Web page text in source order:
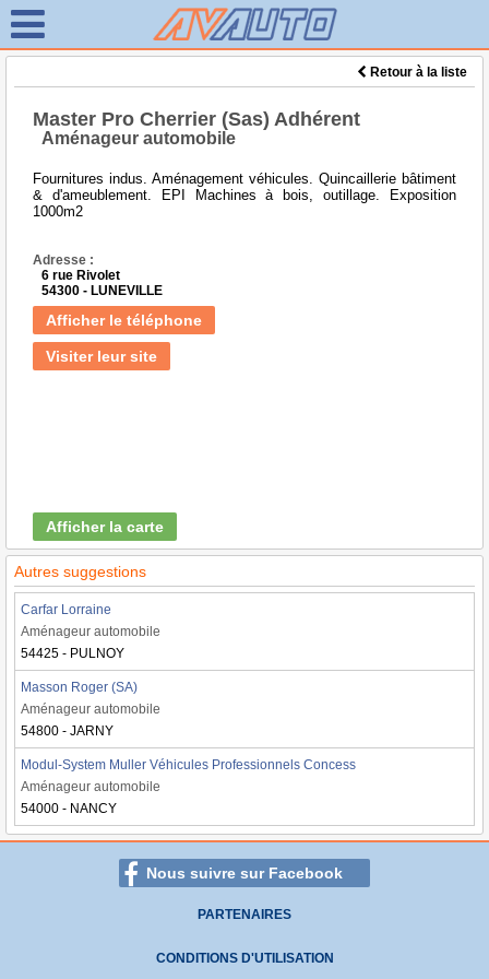
Retour à la liste
Master Pro Cherrier (Sas) Adhérent
Aménageur automobile
Fournitures indus. Aménagement véhicules. Quincaillerie bâtiment
& d'ameublement. EPI Machines à bois, outillage. Exposition
1000m2
Adresse :
6 rue Rivolet
54300 - LUNEVILLE
Afficher le téléphone
Visiter leur site
Afficher la carte
Autres suggestions
Carfar Lorraine
Aménageur automobile
54425 - PULNOY
Masson Roger (SA)
Aménageur automobile
54800 - JARNY
Modul-System Muller Véhicules Professionnels Concess
Aménageur automobile
54000 - NANCY
Nous suivre sur Facebook
PARTENAIRES
CONDITIONS D'UTILISATION